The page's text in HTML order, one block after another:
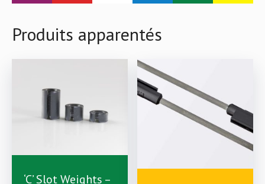
Produits apparentés
‘C’ Slot Weights –